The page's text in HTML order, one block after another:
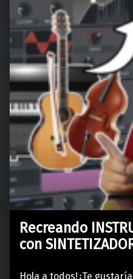
Recreando
con
Hola a todos!¿Te